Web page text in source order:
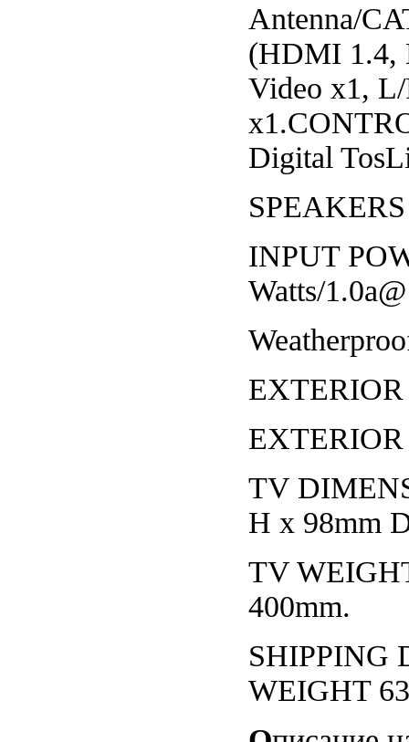
Antenna/
(HDMI 1.4,
Video x1,
Digital
INPUT
Watts/
EXTERIOR
TV
H x 98mm
TV
400mm.
SHIPPING
WEIGHT